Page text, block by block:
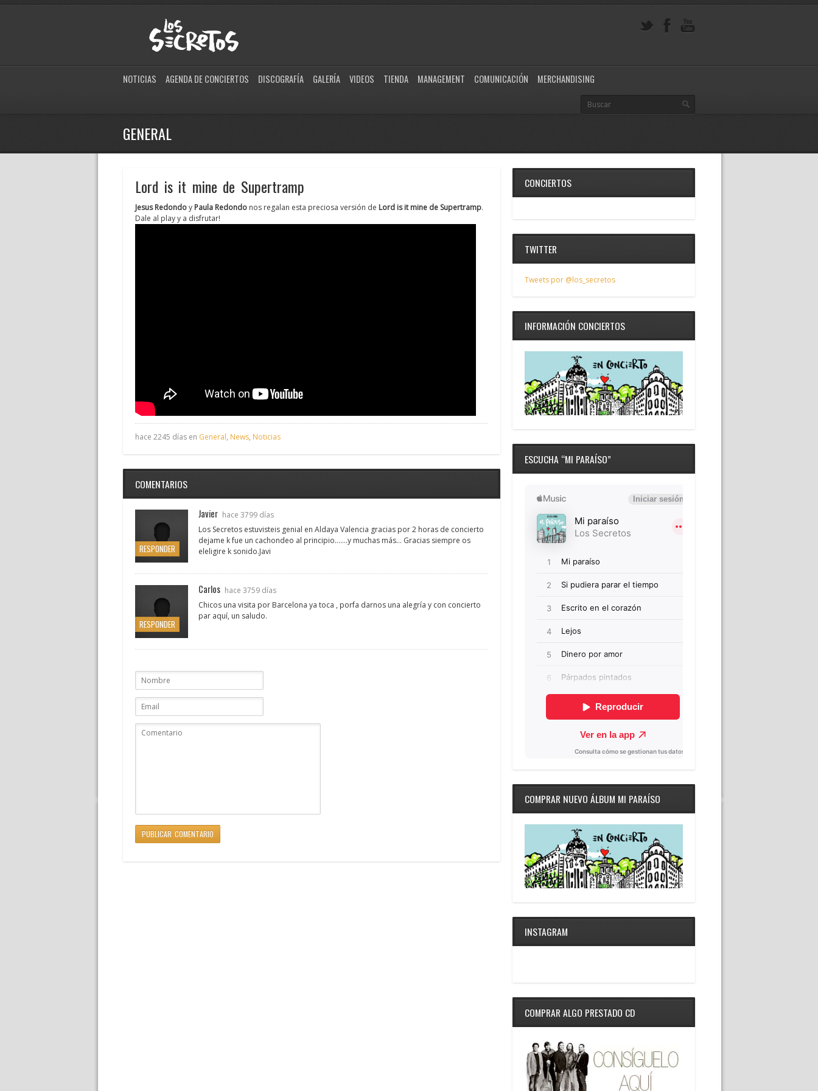
NOTICIAS AGENDA DE CONCIERTOS DISCOGRAFÍA GALERÍA VIDEOS TIENDA MANAGEMENT COMUNICACIÓN MERCHANDISING
GENERAL
Lord is it mine de Supertramp
Jesus Redondoy Paula Redondo nos regalan esta preciosa versión de Lord is it mine de Supertramp.
Dale al play y a disfrutar!
hace 2245 días en General, News, Noticias
COMENTARIOS
RESPONDER
Javier hace 3799 días
Los Secretos estuvisteis genial en Aldaya Valencia gracias por 2 horas de concierto
dejame k fue un cachondeo al principio…….y muchas más… Gracias siempre os
eleligire k sonido.Javi
RESPONDER
Carlos hace 3759 días
Chicos una visita por Barcelona ya toca , porfa darnos una alegría y con concierto
par aquí, un saludo.
CONCIERTOS
TWITTER
Tweets por @los_secretos
INFORMACIÓN CONCIERTOS
ESCUCHA “MI PARAÍSO”
COMPRAR NUEVO ÁLBUM MI PARAÍSO
INSTAGRAM
COMPRAR ALGO PRESTADO CD